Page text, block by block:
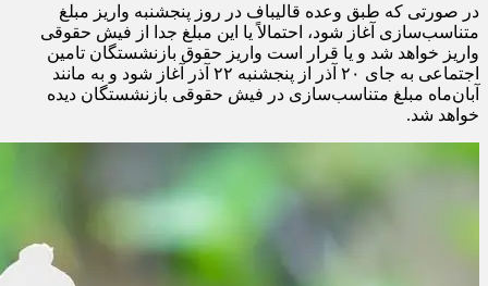
در صورتی که طبق وعده قالیباف در روز پنجشنبه واریز مبلغ
متناسب‌سازی آغاز شود، احتمالاً یا این مبلغ جدا از فیش حقوقی
واریز خواهد شد و یا قرار است واریز حقوق بازنشستگان تامین
اجتماعی به جای ۲۰ آذر از پنجشنبه ۲۲ آذر آغاز شود و به مانند
آبان‌ماه مبلغ متناسب‌‌سازی در فیش حقوقی بازنشستگان دیده
خواهد شد.